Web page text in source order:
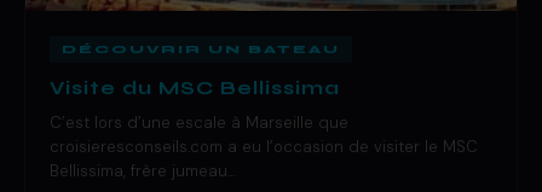
DÉCOUVRIR UN BATEAU
Visite du MSC Bellissima
C’est lors d’une escale à Marseille que
croisieresconseils.com a eu l’occasion de visiter le MSC
Bellissima, frère jumeau…